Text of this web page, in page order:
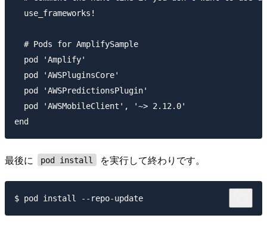
  use_frameworks!
  # Pods for AmplifySample
  pod 'Amplify'
  pod 'AWSPluginsCore'
  pod 'AWSPredictionsPlugin'
  pod 'AWSMobileClient', '~> 2.12.0'
最後に pod install を実行して終わりです。